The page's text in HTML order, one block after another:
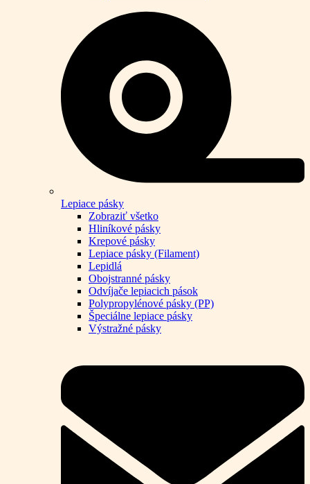
Lepiace pásky
Zobraziť všetko
Hliníkové pásky
Krepové pásky
Lepiace pásky (Filament)
Lepidlá
Obojstranné pásky
Odvíjače lepiacich pások
Polypropylénové pásky (PP)
Špeciálne lepiace pásky
Výstražné pásky